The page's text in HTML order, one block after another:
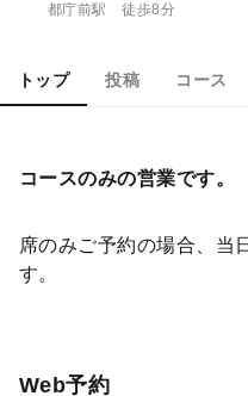
都庁前駅 徒歩8分
トップ 投稿 コース
コースのみの営業です。
席のみご予約の場合、当
す。
Web予約